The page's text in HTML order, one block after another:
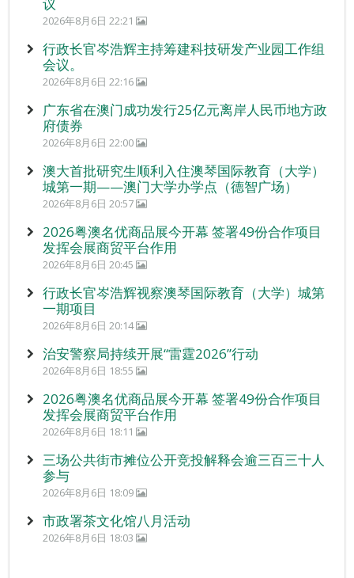
2026年8月6日 22:21
行政长官岑浩辉主持筹建科技研发产业园工作组
会议。
2026年8月6日 22:16
广东省在澳门成功发行25亿元离岸人民币地方政
府债券
2026年8月6日 22:00
澳大首批研究生顺利入住澳琴国际教育（大学）
城第一期——澳门大学办学点（德智广场）
2026年8月6日 20:57
2026粤澳名优商品展今开幕 签署49份合作项目
发挥会展商贸平台作用
2026年8月6日 20:45
行政长官岑浩辉视察澳琴国际教育（大学）城第
一期项目
2026年8月6日 20:14
治安警察局持续开展“雷霆2026”行动
2026年8月6日 18:55
2026粤澳名优商品展今开幕 签署49份合作项目
发挥会展商贸平台作用
2026年8月6日 18:11
三场公共街市摊位公开竞投解释会逾三百三十人
参与
2026年8月6日 18:09
市政署茶文化馆八月活动
2026年8月6日 18:03